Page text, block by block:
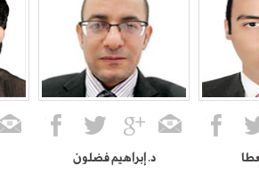
د. إبراهيم فضلون